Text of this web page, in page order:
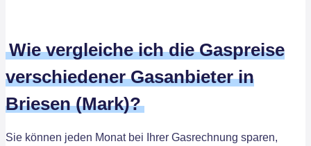
Wie vergleiche ich die Gaspreise
verschiedener Gasanbieter in
Briesen (Mark)?
Sie können jeden Monat bei Ihrer Gasrechnung sparen,